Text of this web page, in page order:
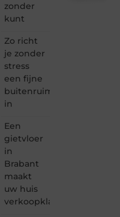
zonder
kunt
Zo richt
je zonder
stress
een fijne
buitenruimte
in
Een
gietvloer
in
Brabant
maakt
uw huis
verkoopklaar